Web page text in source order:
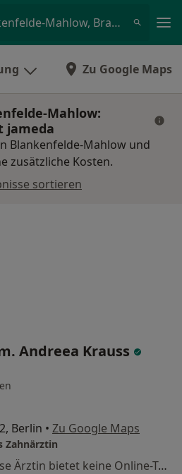
Zahnarzt • Blankenfelde-Mahlow, Brandenburg
Zu Google Maps
Mahlow:
jameda
Blankenfelde-Mahlow und
zusätzliche Kosten.
sortieren
Andreea Krauss
Berlin • Zu Google Maps
Zahnärztin
Dieser Arzt bzw. diese Ärztin bietet keine Online-Terminbuchung an diesem Standort an.